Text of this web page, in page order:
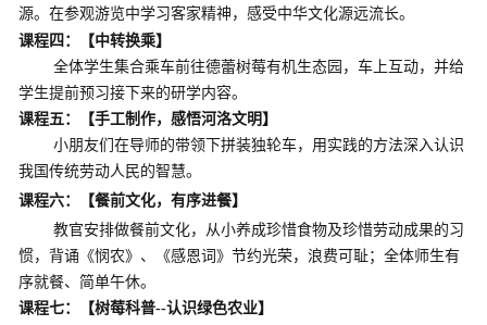
源。在参观游览中学习客家精神，感受中华文化源远流长。
课程四 ：【中转换乘】
全体学生集合乘车前往德蕾树莓有机生态园 ，车上互动，并给
学生提前预习接下来的研学内容。
课程五：【手工制作，感悟河洛文明】
小朋友们在导师的带领下拼装独轮车，用实践的方法深入认识
我国传统劳动人民的智慧。
课程六：【餐前文化，有序进餐】
教官安排做餐前文化，从小养成珍惜食物及珍惜劳动成果的习
惯，背诵《悯农》、《感恩词》节约光荣，浪费可耻；全体师生有
序就餐、简单午休。
课程七：【树莓科普--认识绿色农业】